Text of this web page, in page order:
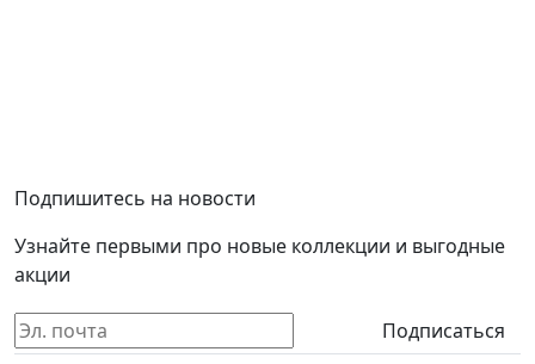
Подпишитесь на новости
Узнайте первыми про новые коллекции и выгодные
акции
Подписаться